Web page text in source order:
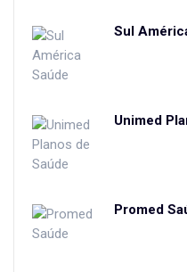
Sul
Unimed
Promed